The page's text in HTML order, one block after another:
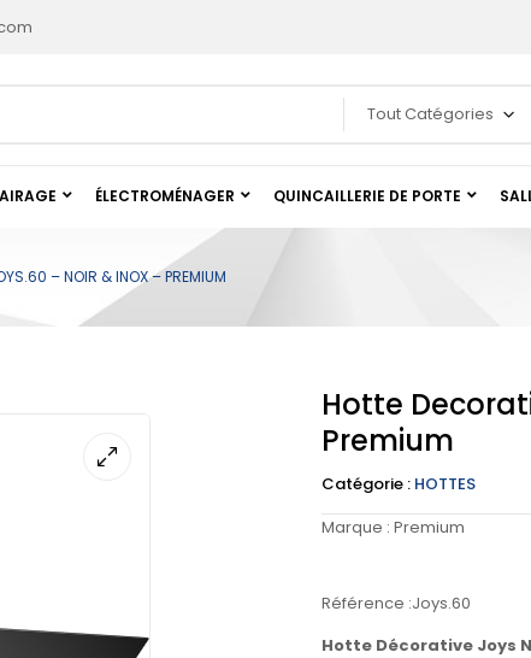
Tout Catégories
ÉLECTROMÉNAGER QUINCAILLERIE DE PORTE
– NOIR & INOX – PREMIUM
Hotte
Premium
Catégorie : HOTTES
Marque : Premium
Référence :Joys.60
Hotte Décorative Joys